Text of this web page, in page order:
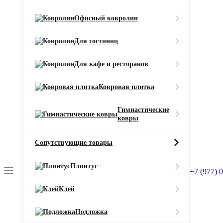
Офисный ковролин
Для гостиниц
Для кафе и ресторанов
Ковровая плитка
Гимнастические
ковры
Сопутствующие товары
Плинтус
Клей
Подложка
+7 (977)
Состав ворса
Тип ворса
Смотреть все характеристики
Ширина (м)
Длина (м)
Кол-во в м2
Цена за 1 м :